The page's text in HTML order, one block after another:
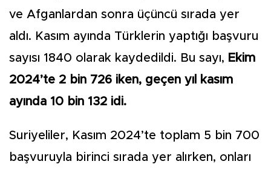
ve Afganlardan sonra üçüncü sırada yer
aldı. Kasım ayında Türklerin yaptığı başvuru
sayısı 1840 olarak kaydedildi. Bu sayı, Ekim
2024’te 2 bin 726 iken, geçen yıl kasım
ayında 10 bin 132 idi.
Suriyeliler, Kasım 2024’te toplam 5 bin 700
başvuruyla birinci sırada yer alırken, onları